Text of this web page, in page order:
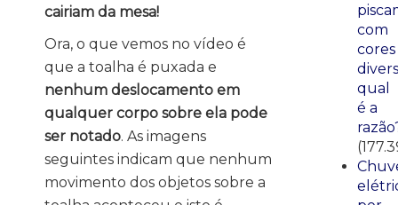
cairiam da mesa!
Ora, o que vemos no vídeo é
que a toalha é puxada e
nenhum deslocamento em
qualquer corpo sobre ela pode
ser notado. As imagens
seguintes indicam que nenhum
movimento dos objetos sobre a
com
cores
qual
é a